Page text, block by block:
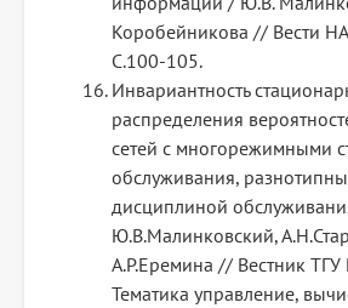
Коробейникова // Вести
С.100-105.
Инвариантность
распределения
сетей с многорежимными
обслуживания,
дисциплиной
Ю.В.Малинковский,
А.Р.Еремина // Вестник
Тематика управление,